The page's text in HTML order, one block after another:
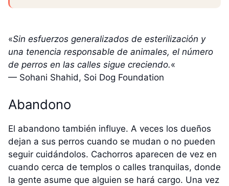
«Sin esfuerzos generalizados de esterilización y
una tenencia responsable de animales, el número
de perros en las calles sigue creciendo.«
— Sohani Shahid, Soi Dog Foundation
Abandono
El abandono también influye. A veces los dueños
dejan a sus perros cuando se mudan o no pueden
seguir cuidándolos. Cachorros aparecen de vez en
cuando cerca de templos o calles tranquilas, donde
la gente asume que alguien se hará cargo. Una vez